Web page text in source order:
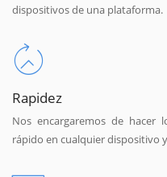
dispositivos de una plataforma.
Rapidez
Nos encargaremos de hacer
rápido en cualquier dispositivo